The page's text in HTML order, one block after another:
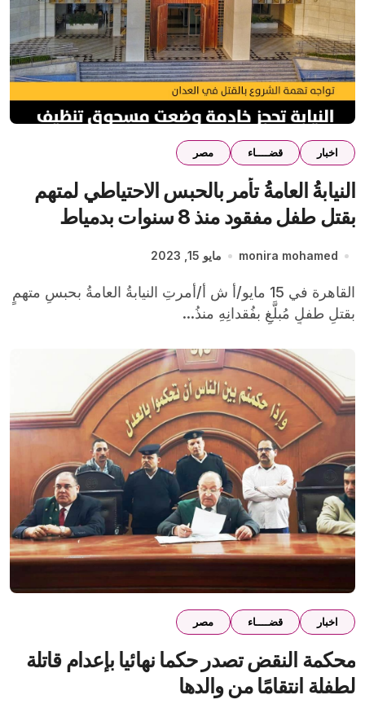
اخبار قضــــاء مصر
النيابةُ العامةُ تأمر بالحبس الاحتياطي لمتهم
بقتل طفل مفقود منذ 8 سنوات بدمياط
monira mohamed مايو 15, 2023
القاهرة في 15 مايو/أ ش أ/أمرتِ النيابةُ العامةُ بحبسِ متهمٍ
بقتلِ طفلٍ مُبلَّغٍ بفُقدانِهِ منذُ...
اخبار قضــــاء مصر
محكمة النقض تصدر حكما نهائيا بإعدام قاتلة
لطفلة انتقامًا من والدها